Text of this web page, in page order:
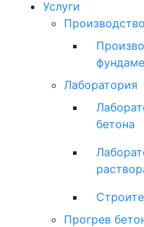
Услуги
Лаборатория
бетона
Прогрев